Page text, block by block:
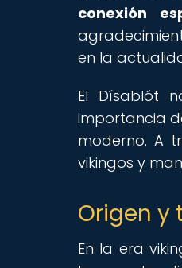
conexión
en la
El Dísablót
importancia
moderno. A
vikingos y
Origen y
En la era